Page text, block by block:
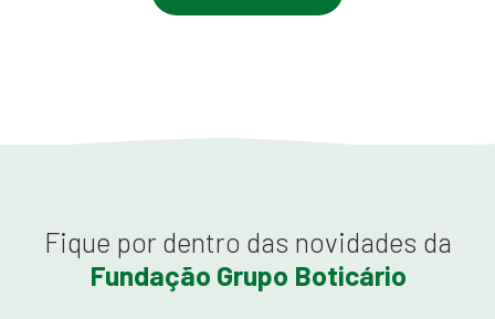
Fique por dentro das novidades da
Fundação Grupo Boticário